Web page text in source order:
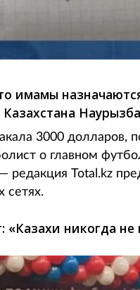
имамы
3000 долларов,
о главном
редакция Total.kz
сетях.
«Казахи никогда